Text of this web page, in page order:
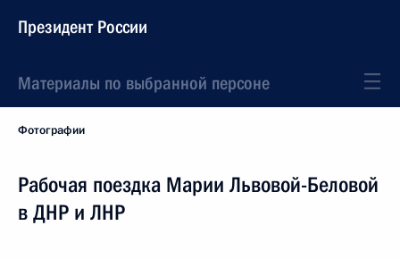
Президент России
Материалы по выбранной персоне
Фотографии
Рабочая поездка Марии Львовой-Беловой
в ДНР и ЛНР